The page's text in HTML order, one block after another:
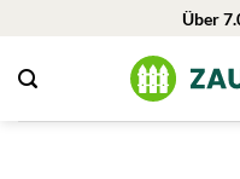
springen
Über